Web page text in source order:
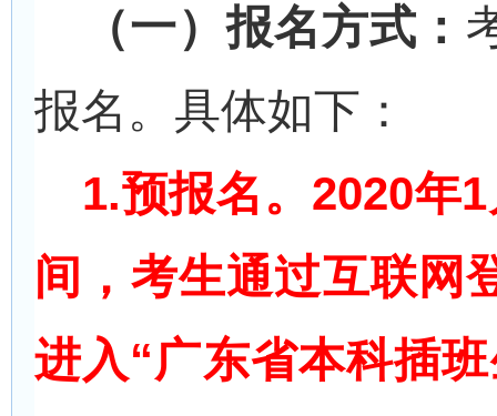
（一）报名方式：
报名。具体如下：
1.预报名。2020年
间，考生通过互联网
进入“广东省本科插